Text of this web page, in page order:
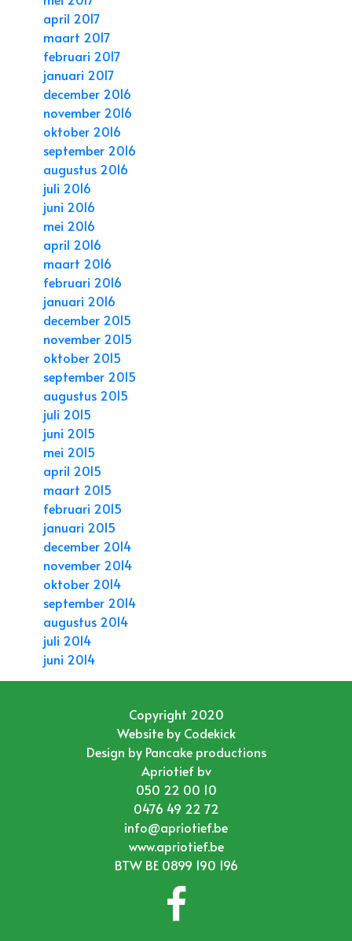
april 2017
maart 2017
februari 2017
januari 2017
december 2016
november 2016
oktober 2016
september 2016
augustus 2016
juli 2016
juni 2016
mei 2016
april 2016
maart 2016
februari 2016
januari 2016
december 2015
november 2015
oktober 2015
september 2015
augustus 2015
juli 2015
juni 2015
mei 2015
april 2015
maart 2015
februari 2015
januari 2015
december 2014
november 2014
oktober 2014
september 2014
augustus 2014
juli 2014
juni 2014
Copyright 2020
Website by Codekick
Design by Pancake productions
Apriotief bv
050 22 00 10
0476 49 22 72
info@apriotief.be
www.apriotief.be
BTW BE 0899 190 196